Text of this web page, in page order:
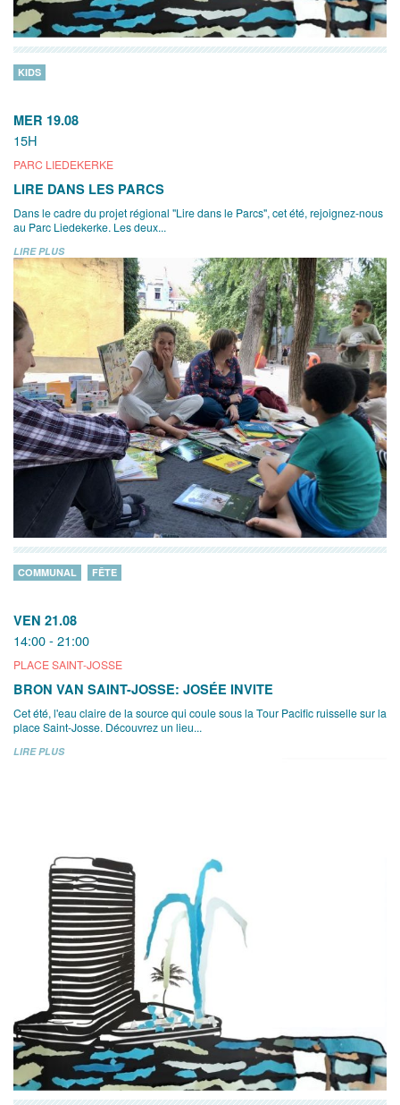
MER 19.08
15H
PARC LIEDEKERKE
KIDS
LIRE DANS LES PARCS
Dans le cadre du projet régional "Lire dans le Parcs", cet été, rejoignez-nous
au Parc Liedekerke. Les deux...
LIRE PLUS
VEN 21.08
14:00 - 21:00
PLACE SAINT-JOSSE
COMMUNAL FÊTE
BRON VAN SAINT-JOSSE: JOSÉE INVITE
Cet été, l'eau claire de la source qui coule sous la Tour Pacific ruisselle sur la
place Saint-Josse. Découvrez un lieu...
LIRE PLUS